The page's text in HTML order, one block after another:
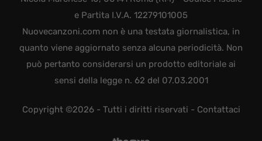
e Partita I.V.A. 12279101005
Nuovecanzoni.com non è una testata giornalistica, in
quanto viene aggiornato senza alcuna periodicità. Non
può pertanto considerarsi un prodotto editoriale ai
sensi della legge n. 62 del 07.03.2001
Copyright ©2026 - Tutti i diritti riservati - Contattaci